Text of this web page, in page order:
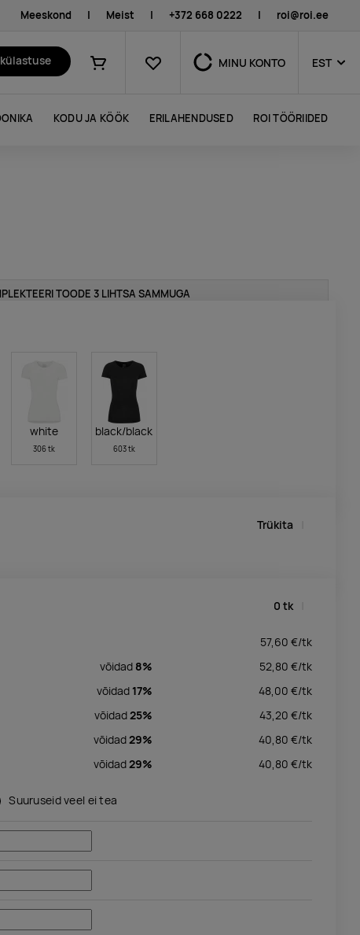
Meeskond | Meist | +372 668 0222 | roi@roi.ee
Ostukorv
Lemmikud MINU KONTO EST
KODU JA KÖÖK ERILAHENDUSED ROI TÖÖRIIDED
TOODE 3 LIHTSA SAMMUGA
white
306 tk
black/black
603 tk
Trükita
0 tk
57,60 €/tk
võidad 8% 52,80 €/tk
võidad 17% 48,00 €/tk
võidad25% 43,20 €/tk
võidad29% 40,80 €/tk
võidad29% 40,80 €/tk
Suuruseid veel ei tea